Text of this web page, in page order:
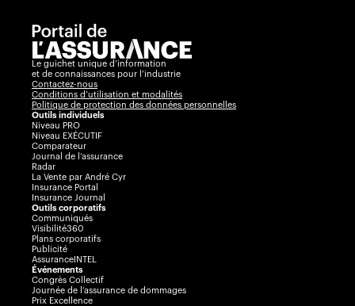
Le guichet unique d’information
et de connaissances pour l’industrie
Contactez-nous
Conditions d’utilisation et modalités
Politique de protection des données personnelles
Outils individuels
Niveau PRO
Niveau EXÉCUTIF
Comparateur
Journal de l’assurance
Radar
La Vente par André Cyr
Insurance Portal
Insurance Journal
Outils corporatifs
Communiqués
Visibilité360
Plans corporatifs
Publicité
AssuranceINTEL
Événements
Congrès Collectif
Journée de l’assurance de dommages
Prix Excellence